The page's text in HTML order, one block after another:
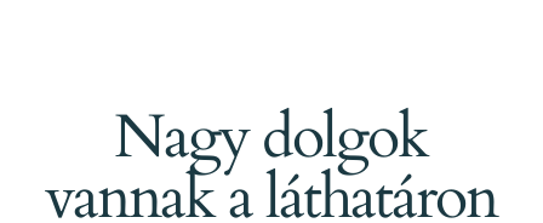
Nagy dolgok
vannak a láthatáron